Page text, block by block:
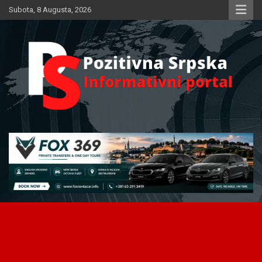
Skip
to
Subota, 8 Augusta, 2026
Pozitivna Srpska